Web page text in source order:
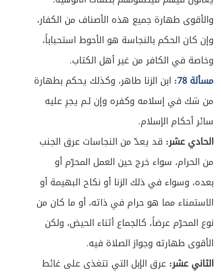
والأقوى طهارة جميع هذه الأصناف من الكفار،
وإن كان الحكم بالنجاسة هو الأحوط استحباباً،
وخاصة في الكافر من غير أهل الكتاب.
مسألة 78:
ابن الزنا طاهر، وكذلك يحكم بطهارة
من شك في إسلامه وكفره وإن لـم يجرِ عليه
سائر أحكام الإسلام.
الحادي عشر: قد يعدّ من النجاسات عرق الجنب
من الحرام، سواء خرج حين العمل المحرّم أو
بعده، وسواء في ذلك الزنا أو نكاح البهيمة أو
الاستمناء مما هو حرام في ذاته، أو ما كان من
نوع المحرّم عرضاً، كالجماع أثناء الحيض، ولكن
الأقوى طهارته وجواز الصلاة فيه.
الثاني عشر: عرق الإبل التي تتغذى على غائط